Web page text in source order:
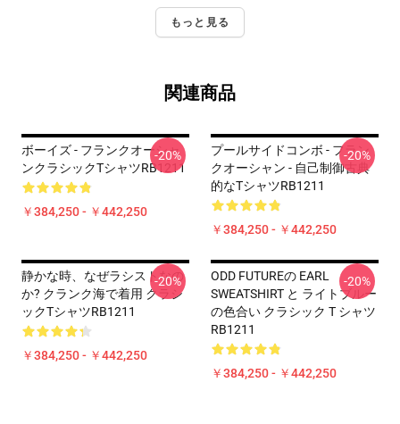
もっと見る
関連商品
ボーイズ - フランクオーシャ
ンクラシックTシャツRB1211
￥384,250 - ￥442,250
-20%
プールサイドコンボ - フラン
クオーシャン - 自己制御古典
的なTシャツRB1211
￥384,250 - ￥442,250
-20%
静かな時、なぜラシストなの
か? クランク海で着用 クラシ
ックTシャツRB1211
￥384,250 - ￥442,250
-20%
ODD FUTUREの EARL
SWEATSHIRT と ライトブルー
の色合い クラシック T シャツ
RB1211
￥384,250 - ￥442,250
-20%